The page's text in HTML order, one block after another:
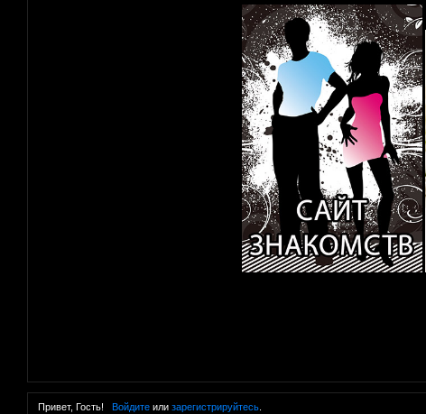
Привет, Гость! Войдитеили зарегистрируйтесь.